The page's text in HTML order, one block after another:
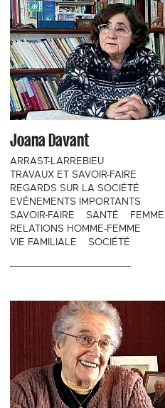
Joana Davant
ARRAST-LARREBIEU
TRAVAUX ET SAVOIR-FAIRE
REGARDS SUR LA SOCIÉTÉ
EVÉNEMENTS IMPORTANTS
SAVOIR-FAIRE
SANTÉ
FEMME
RELATIONS HOMME-FEMME
VIE FAMILIALE
SOCIÉTÉ